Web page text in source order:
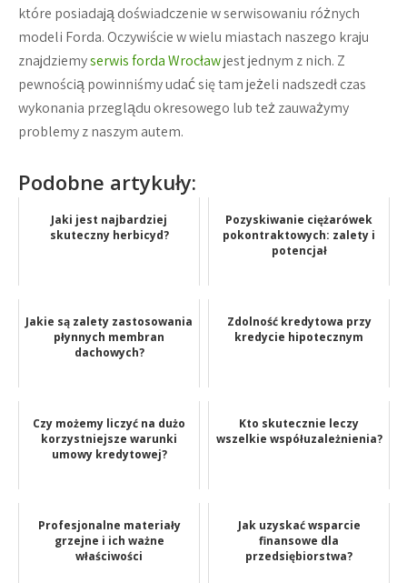
które posiadają doświadczenie w serwisowaniu różnych
modeli Forda. Oczywiście w wielu miastach naszego kraju
znajdziemyserwis forda Wrocławjest jednym z nich. Z
pewnością powinniśmy udać się tam jeżeli nadszedł czas
wykonania przeglądu okresowego lub też zauważymy
problemy z naszym autem.
Podobne artykuły:
Jaki jest najbardziej
skuteczny herbicyd?
Pozyskiwanie ciężarówek
pokontraktowych: zalety i
potencjał
Jakie są zalety zastosowania
płynnych membran
dachowych?
Zdolność kredytowa przy
kredycie hipotecznym
Czy możemy liczyć na dużo
korzystniejsze warunki
umowy kredytowej?
Kto skutecznie leczy
wszelkie współuzależnienia?
Profesjonalne materiały
grzejne i ich ważne
właściwości
Jak uzyskać wsparcie
finansowe dla
przedsiębiorstwa?